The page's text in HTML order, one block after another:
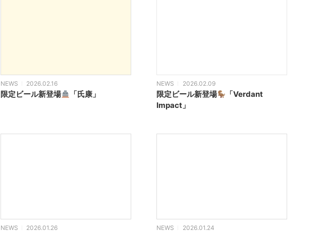
NEWS 2026.02.16
限定ビール新登場 「氏康」
NEWS 2026.02.09
限定ビール新登場
「Verdant
Impact」
NEWS 2026.01.26 NEWS 2026.01.24